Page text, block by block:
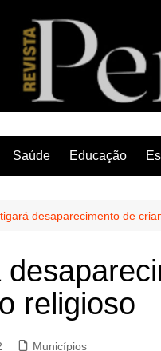
Saúde Educação
desaparecimento de
religioso
Municípios